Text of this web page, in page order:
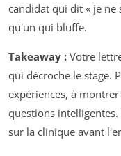
candidat qui dit « je ne
qu'un qui bluffe.
Takeaway : Votre
qui décroche le stage.
expériences, à
questions
sur la clinique avant